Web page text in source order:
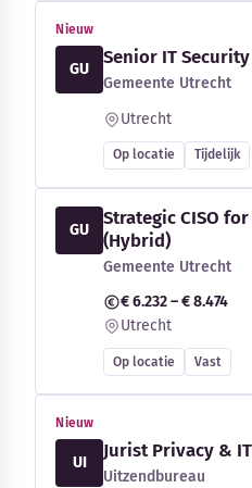
Nieuw
GU
Senior IT
Gemeente Utrecht
Utrecht
Op locatie Tijdelijk
GU
Strategic CISO
(Hybrid)
Gemeente Utrecht
€ 6.232 – € 8.474
Utrecht
Op locatie Vast
Nieuw
UI
Jurist Privacy & IT
Uitzendbureau